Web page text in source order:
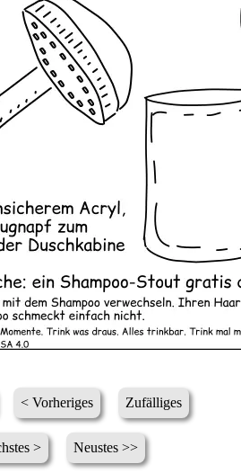
< Vorheriges Zufälliges
> Neustes >>